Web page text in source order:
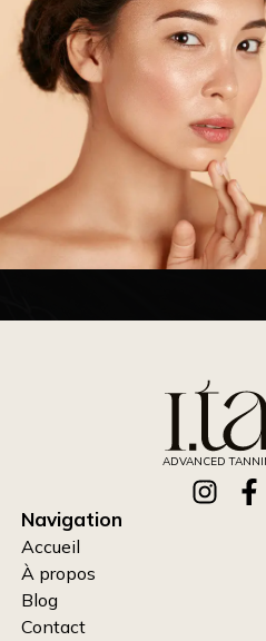
ADVANCED
Navigation
Accueil
À propos
Blog
Contact